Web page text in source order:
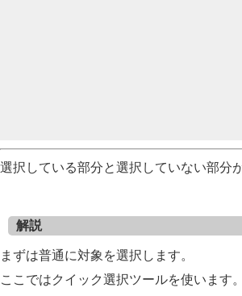
選択している部分と選択していない部分
解説
まずは普通に対象を選択します。
ここではクイック選択ツールを使います。